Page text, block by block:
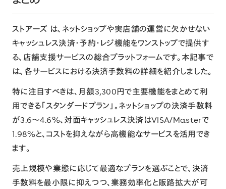
ストアーズ は、ネットショップや実店舗の運営に欠かせない
キャッシュレス決済・予約・レジ機能をワンストップで提供す
る、店舗支援サービスの総合プラットフォームです。本記事で
は、各サービスにおける決済手数料の詳細を紹介しました。
特に注目すべきは、月額3,300円で主要機能をまとめて利
用できる「スタンダードプラン」。ネットショップの決済手数料
が3.6〜4.6%、対面キャッシュレス決済はVISA/Masterで
1.98%と、コストを抑えながら高機能なサービスを活用でき
ます。
売上規模や業態に応じて最適なプランを選ぶことで、決済
手数料を最小限に抑えつつ、業務効率化と販路拡大が可